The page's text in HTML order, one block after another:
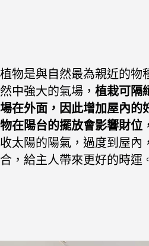
植物是與自然最為親近的物
然中強大的氣場， 植栽可隔
場在外面，因此增加屋內的
物在陽台的擺放會影響財位
收太陽的陽氣，過度到屋內
合，給主人帶來更好的時運